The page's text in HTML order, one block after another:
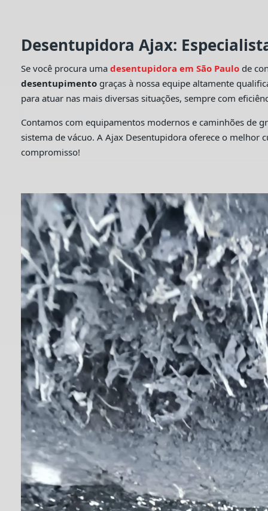
Desentupidora Ajax:
Se você procura uma desentupidora em São Paulo de
desentupimentograças à nossa equipe altamente
para atuar nas mais diversas situações, sempre com
Contamos com equipamentos modernos e caminhões de
sistema de vácuo. A Ajax Desentupidora oferece o melhor
compromisso!